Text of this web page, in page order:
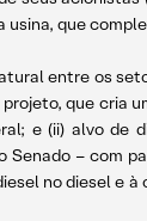
que
entre os
que cria
e (ii) alvo
– com
no diesel e